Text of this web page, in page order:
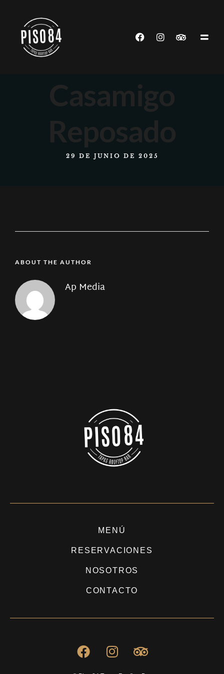
Casamigo
Reposado
29 DE JUNIO DE 2025
ABOUT THE AUTHOR
Ap Media
MENÚ
RESERVACIONES
NOSOTROS
CONTACTO